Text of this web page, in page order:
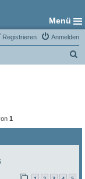
Menü
Anmelden
Registrieren
1